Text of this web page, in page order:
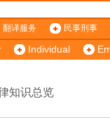
翻译服务 民事刑事
Individual
知识总览